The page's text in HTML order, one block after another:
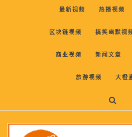
最新视频 热播视频
区块链视频 搞笑幽默视
商业视频 新闻文章
旅游视频 大橙